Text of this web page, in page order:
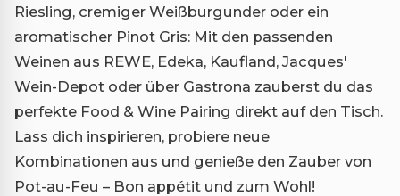
Riesling, cremiger Weißburgunder oder ein
aromatischer Pinot Gris: Mit den passenden
Weinen aus REWE, Edeka, Kaufland, Jacques'
Wein-Depot oder über Gastrona zauberst du das
perfekte Food & Wine Pairing direkt auf den Tisch.
Lass dich inspirieren, probiere neue
Kombinationen aus und genieße den Zauber von
Pot-au-Feu – Bon appétit und zum Wohl!